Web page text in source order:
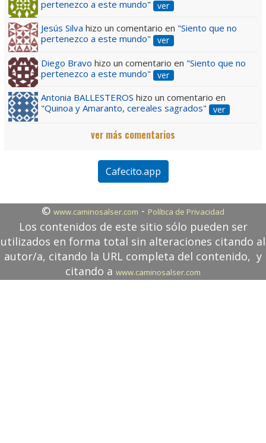
pertenezco a este mundo" ver
Jesús Silva hizo un comentario en "Siento que no
pertenezco a este mundo"
ver
Diego Bravo hizo un comentario en "Siento que no
pertenezco a este mundo"
ver
Antonia BALLESTEROS hizo un comentario en
"Quinoa y Amaranto, cereales sagrados"
ver
ver más comentarios
Cafecito.app
© www.caminosalser.com - Política de Privacidad
Los contenidos de este sitio sólo pueden ser
utilizados en forma total sin alteraciones citando al
autor/a, citando la URL completa del contenido, y
citando a www.caminosalser.com